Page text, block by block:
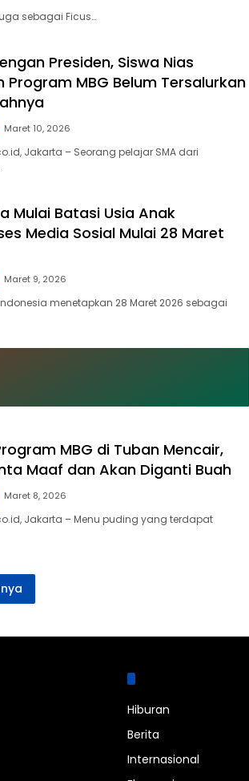
sebagai Ficus…
Presiden, Siswa Nias
Program MBG Belum Tersalurkan
Maret 10, 2026
Jakarta – Seorang pelajar SMA dari
Mulai Batasi Usia Anak
Media Sosial Mulai 28 Maret
Maret 9, 2026
menetapkan 28 Maret 2026 sebagai
MBG di Tuban Mencair,
Maaf dan Akan Diganti Buah
Maret 8, 2026
Jakarta – Menu puding yang terdapat
Hiburan
Berita
Internasional